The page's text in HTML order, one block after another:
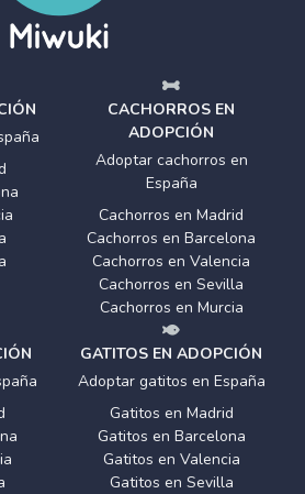
CACHORROS EN
ADOPCIÓN
Adoptar cachorros en
España
Cachorros en Madrid
Cachorros en Barcelona
Cachorros en Valencia
Cachorros en Sevilla
Cachorros en Murcia
GATITOS EN ADOPCIÓN
Adoptar gatitos en España
Gatitos en Madrid
Gatitos en Barcelona
Gatitos en Valencia
Gatitos en Sevilla